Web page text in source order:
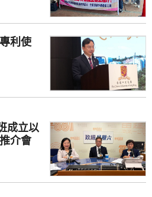
利使
成立以
介會